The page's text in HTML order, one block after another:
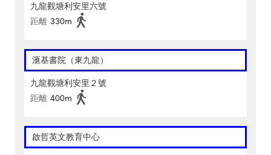
九龍觀塘利安里六號
距離 330m
滙基書院（東九龍）
九龍觀塘利安里２號
距離 400m
啟哲英文教育中心